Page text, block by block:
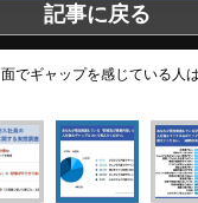
記事に戻る
でギャップを感じている人